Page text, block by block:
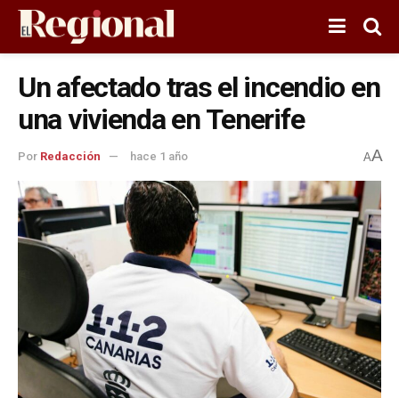
Un afectado tras el incendio en
una vivienda en Tenerife
Por Redacción hace 1 año AA